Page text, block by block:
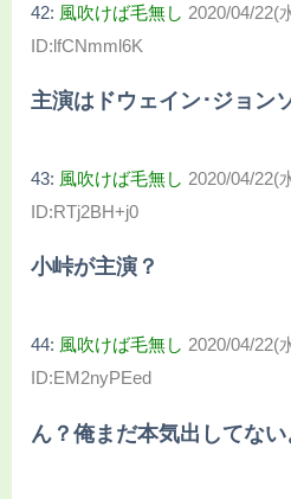
42: 風吹けば毛無し 2020/04/22(
ID:lfCNmml6K
主演はドウェイン･ジョン
43: 風吹けば毛無し 2020/04/22(
ID:RTj2BH+j0
小峠が主演？
44: 風吹けば毛無し 2020/04/22(
ID:EM2nyPEed
ん？俺まだ本気出してない